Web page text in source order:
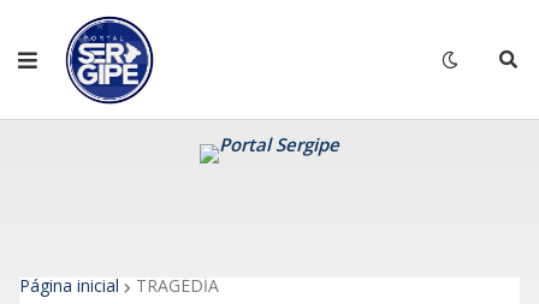
Página inicial TRAGÉDİA